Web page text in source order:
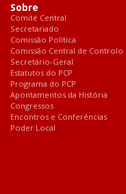
Sobre
Comité Central
Secretariado
Comissão Política
Comissão Central de Controlo
Secretário-Geral
Estatutos do PCP
Programa do PCP
Apontamentos da História
Congressos
Encontros e Conferências
Poder Local